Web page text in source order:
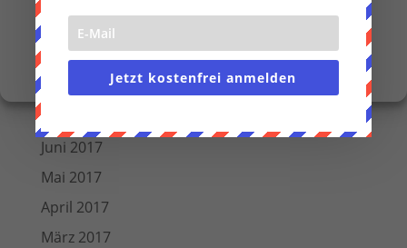
Cookie-RichtlinieDatenschutzerklärungImpressum
November 2017
Oktober 2017
August 2017
Juli 2017
Juni 2017
Mai 2017
April 2017
März 2017
Jetzt kostenfrei anmelden